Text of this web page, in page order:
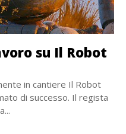
su Il Robot
in cantiere Il Robot
di successo. Il regista